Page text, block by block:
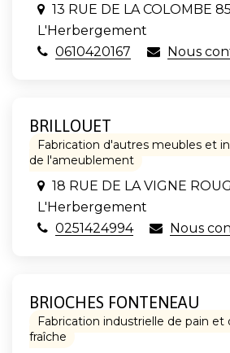
13 RUE DE LA COLOMBE
L'Herbergement
0610420167
Nous
BRILLOUET
Fabrication d'autres meubles et
de l'ameublement
18 RUE DE LA VIGNE
L'Herbergement
0251424994
Nous
BRIOCHES FONTENEAU
Fabrication industrielle de pain et
fraîche